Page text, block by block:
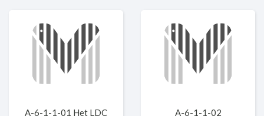
A-6-1-1-01 Het LDC
A-6-1-1-02